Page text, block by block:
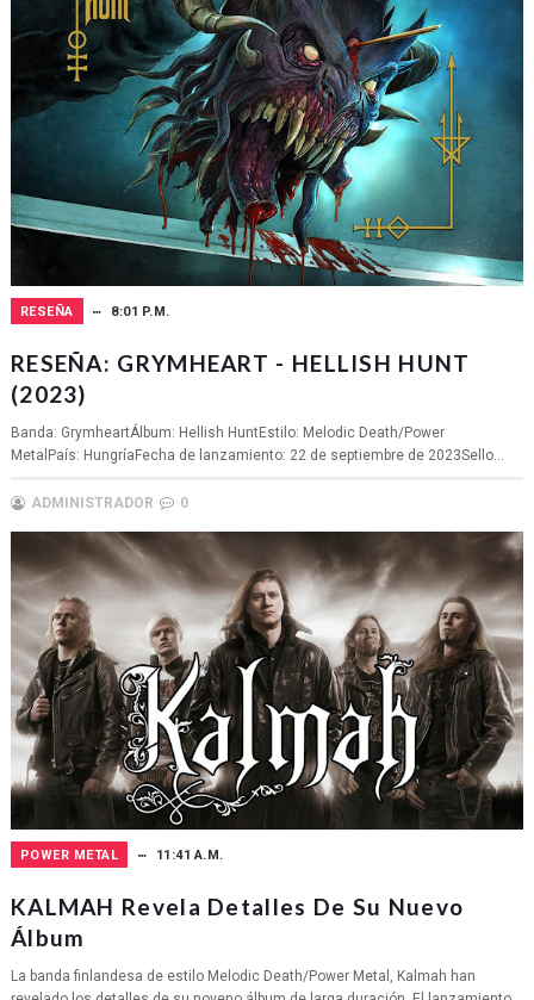
RESEÑA 8:01 P.M.
RESEÑA: GRYMHEART - HELLISH HUNT
(2023)
Banda: GrymheartÁlbum: Hellish HuntEstilo: Melodic Death/Power
MetalPaís: HungríaFecha de lanzamiento: 22 de septiembre de 2023Sello...
ADMINISTRADOR 0
POWER METAL 11:41 A.M.
KALMAH Revela Detalles De Su Nuevo
Álbum
La banda finlandesa de estilo Melodic Death/Power Metal, Kalmah han